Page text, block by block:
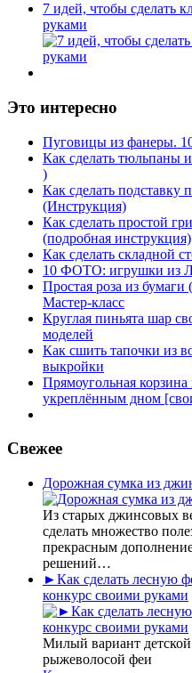
7 идей, чтобы сделать
руками
Это интересно
Пуговицы из фанеры.
Как сделать тюльпаны
)
Как сделать
(Инструкция)
Как сделать простой
(подробная инструкция)
Как сделать складной
10 ФОТО: игрушки из
Простая роза из
Мастер-класс
Круглая пиньята шар
моделей
Как сшить тапочки из
выкройки
Прямоугольная
укреплённым дном
Свежее
Дорожная сумка из
Из старых джинсовых
сделать множество
прекрасным
решений…
►Как сделать лесную
конкурс своими руками
Милый вариант
рыжеволосой феи